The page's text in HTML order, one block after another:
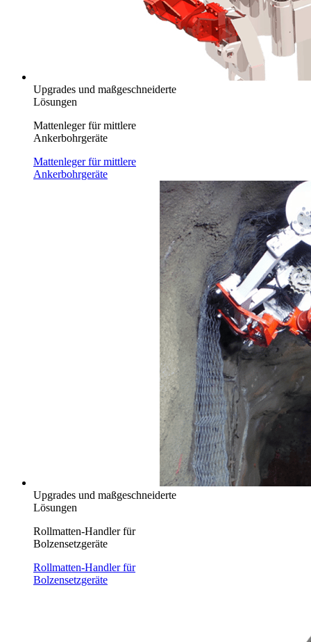
Upgrades und maßgeschneiderte
Lösungen
Mattenleger für mittlere
Ankerbohrgeräte
Mattenleger für mittlere
Ankerbohrgeräte
Upgrades und maßgeschneiderte
Lösungen
Rollmatten-Handler für
Bolzensetzgeräte
Rollmatten-Handler für
Bolzensetzgeräte